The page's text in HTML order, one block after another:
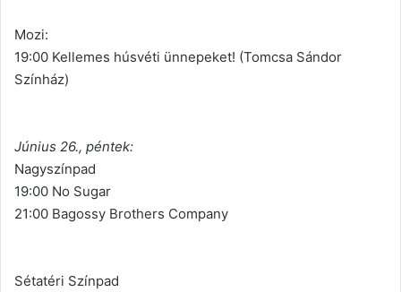
Mozi:
19:00 Kellemes húsvéti ünnepeket! (Tomcsa Sándor
Színház)
Június 26., péntek:
Nagyszínpad
19:00 No Sugar
21:00 Bagossy Brothers Company
Sétatéri Színpad